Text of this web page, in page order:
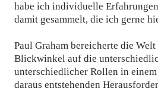
habe ich individuelle
damit gesammelt, die ich gerne
Paul Graham bereicherte die
Blickwinkel auf die
unterschiedlicher Rollen in
daraus entstehenden